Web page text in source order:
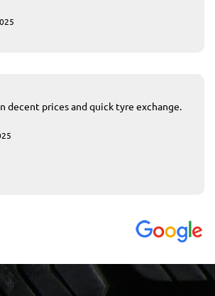
decent prices and quick tyre exchange.